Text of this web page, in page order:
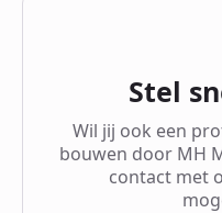
Stel
Wil jij ook een
bouwen door MH
contact met